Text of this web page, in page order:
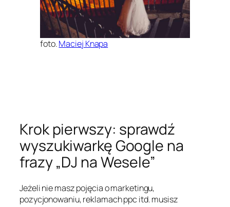
foto.Maciej Knapa
Krok pierwszy: sprawdź
wyszukiwarkę Google na
frazy „DJ na Wesele”
Jeżeli nie masz pojęcia o marketingu,
pozycjonowaniu, reklamach ppc itd. musisz